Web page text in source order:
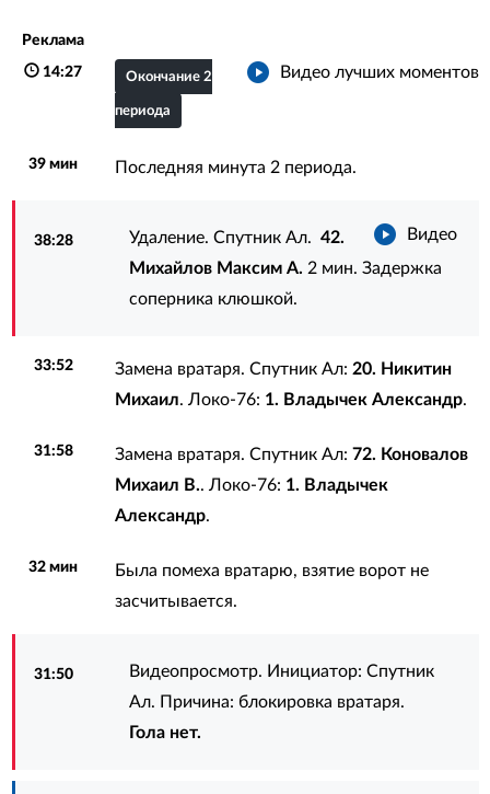
Реклама
14:27 Видео лучших моментов
Окончание 2
периода
39 мин Последняя минута 2 периода.
38:28 Видео
Удаление. Спутник Ал.42.
Михайлов Максим А. 2 мин. Задержка
соперника клюшкой.
33:52 Замена вратаря. Спутник Ал: 20. Никитин
Михаил. Локо-76: 1. Владычек Александр.
31:58 Замена вратаря. Спутник Ал: 72. Коновалов
Михаил В.. Локо-76: 1. Владычек
Александр.
32 мин
Была помеха вратарю, взятие ворот не
засчитывается.
31:50
Видеопросмотр. Инициатор: Спутник
Ал. Причина: блокировка вратаря.
Гола нет.